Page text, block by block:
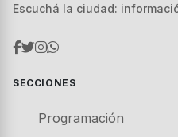
Escuchá la ciudad:
SECCIONES
Programación